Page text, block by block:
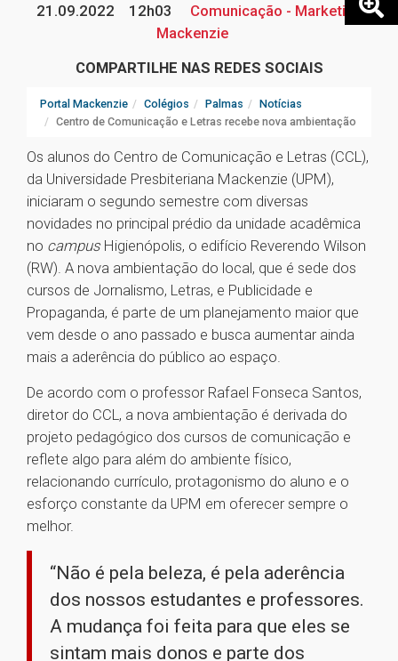
21.09.2022
12h03
Comunicação - Marketing
Mackenzie
COMPARTILHE NAS REDES SOCIAIS
Portal Mackenzie Colégios Palmas
Notícias
Centro de Comunicação e Letras recebe nova ambientação
Os alunos do Centro de Comunicação e Letras (CCL),
da Universidade Presbiteriana Mackenzie (UPM),
iniciaram o segundo semestre com diversas
novidades no principal prédio da unidade acadêmica
no campus Higienópolis, o edifício Reverendo Wilson
(RW). A nova ambientação do local, que é sede dos
cursos de Jornalismo, Letras, e Publicidade e
Propaganda, é parte de um planejamento maior que
vem desde o ano passado e busca aumentar ainda
mais a aderência do público ao espaço.
De acordo com o professor Rafael Fonseca Santos,
diretor do CCL, a nova ambientação é derivada do
projeto pedagógico dos cursos de comunicação e
reflete algo para além do ambiente físico,
relacionando currículo, protagonismo do aluno e o
esforço constante da UPM em oferecer sempre o
melhor.
“Não é pela beleza, é pela aderência
dos nossos estudantes e professores.
A mudança foi feita para que eles se
sintam mais donos e parte dos